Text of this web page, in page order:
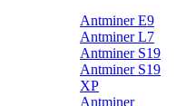
Antminer E9
Antminer L7
Antminer S19
Antminer S19
XP
Antminer